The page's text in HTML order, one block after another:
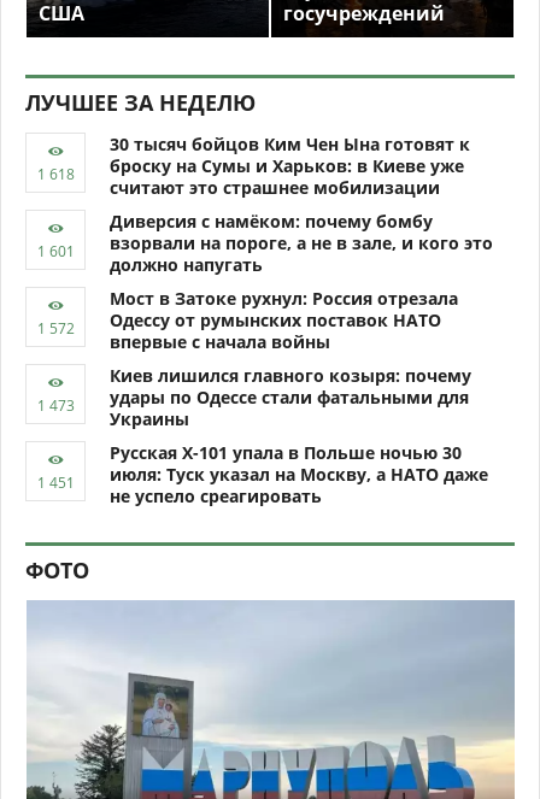
США
госучреждений
ЛУЧШЕЕ ЗА НЕДЕЛЮ
30 тысяч бойцов Ким Чен Ына готовят к
броску на Сумы и Харьков: в Киеве уже
считают это страшнее мобилизации
Диверсия с намёком: почему бомбу
взорвали на пороге, а не в зале, и кого это
должно напугать
Мост в Затоке рухнул: Россия отрезала
Одессу от румынских поставок НАТО
впервые с начала войны
Киев лишился главного козыря: почему
удары по Одессе стали фатальными для
Украины
Русская Х-101 упала в Польше ночью 30
июля: Туск указал на Москву, а НАТО даже
не успело среагировать
ФОТО